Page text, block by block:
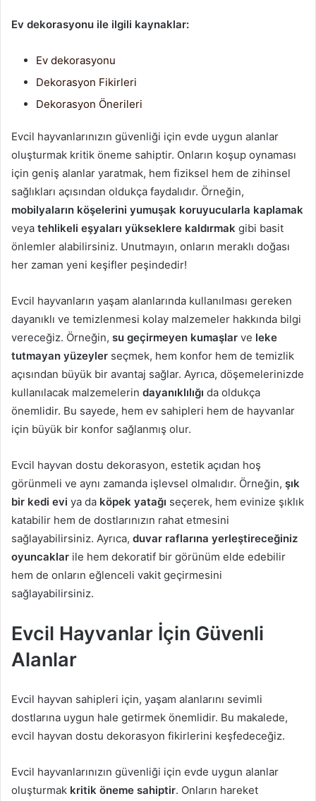
Ev dekorasyonu ile ilgili kaynaklar:
Ev dekorasyonu
Dekorasyon Fikirleri
Dekorasyon Önerileri
Evcil hayvanlarınızın güvenliği için evde uygun alanlar
oluşturmak kritik öneme sahiptir. Onların koşup oynaması
için geniş alanlar yaratmak, hem fiziksel hem de zihinsel
sağlıkları açısından oldukça faydalıdır. Örneğin,
mobilyaların köşelerini yumuşak koruyucularla kaplamak
veya tehlikeli eşyaları yükseklere kaldırmak gibi basit
önlemler alabilirsiniz. Unutmayın, onların meraklı doğası
her zaman yeni keşifler peşindedir!
Evcil hayvanların yaşam alanlarında kullanılması gereken
dayanıklı ve temizlenmesi kolay malzemeler hakkında bilgi
vereceğiz. Örneğin, su geçirmeyen kumaşlar ve leke
tutmayan yüzeyler seçmek, hem konfor hem de temizlik
açısından büyük bir avantaj sağlar. Ayrıca, döşemelerinizde
kullanılacak malzemelerin dayanıklılığı da oldukça
önemlidir. Bu sayede, hem ev sahipleri hem de hayvanlar
için büyük bir konfor sağlanmış olur.
Evcil hayvan dostu dekorasyon, estetik açıdan hoş
görünmeli ve aynı zamanda işlevsel olmalıdır. Örneğin, şık
bir kedi evi ya da köpek yatağı seçerek, hem evinize şıklık
katabilir hem de dostlarınızın rahat etmesini
sağlayabilirsiniz. Ayrıca, duvar raflarına yerleştireceğiniz
oyuncaklar ile hem dekoratif bir görünüm elde edebilir
hem de onların eğlenceli vakit geçirmesini
sağlayabilirsiniz.
Evcil Hayvanlar İçin Güvenli
Alanlar
Evcil hayvan sahipleri için, yaşam alanlarını sevimli
dostlarına uygun hale getirmek önemlidir. Bu makalede,
evcil hayvan dostu dekorasyon fikirlerini keşfedeceğiz.
Evcil hayvanlarınızın güvenliği için evde uygun alanlar
oluşturmak kritik öneme sahiptir. Onların hareket